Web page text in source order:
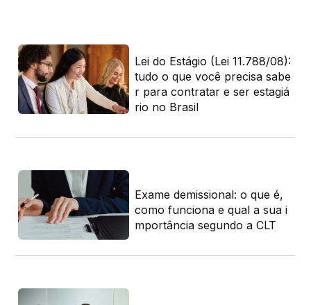
Lei do Estágio (Lei 11.788/08):
tudo o que você precisa sabe
r para contratar e ser estagiá
rio no Brasil
Exame demissional: o que é,
como funciona e qual a sua i
mportância segundo a CLT